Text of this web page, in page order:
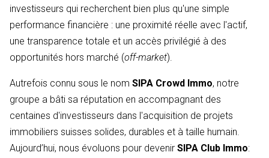
investisseurs qui recherchent bien plus qu'une simple
performance financière : une proximité réelle avec l'actif,
une transparence totale et un accès privilégié à des
opportunités hors marché (off-market).
Autrefois connu sous le nom SIPA Crowd Immo, notre
groupe a bâti sa réputation en accompagnant des
centaines d'investisseurs dans l'acquisition de projets
immobiliers suisses solides, durables et à taille humain.
Aujourd’hui, nous évoluons pour devenir SIPA Club Immo: